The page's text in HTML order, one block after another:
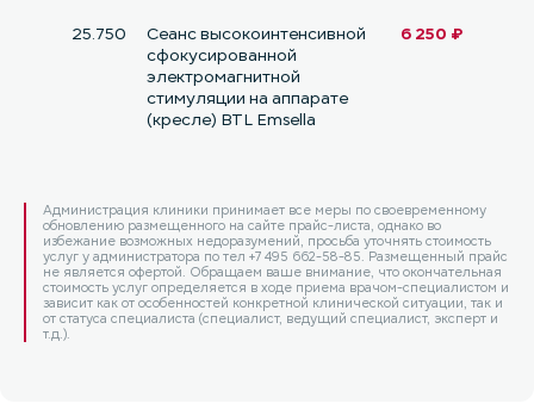
25.750
Сеанс высокоинтенсивной
сфокусированной
электромагнитной
стимуляции на аппарате
(кресле) BTL Emsella
6 250 ₽
Администрация клиники принимает все меры по своевременному
обновлению размещенного на сайте прайс-листа, однако во
избежание возможных недоразумений, просьба уточнять стоимость
услуг у администратора по тел +7 495 662-58-85. Размещенный прайс
не является офертой. Обращаем ваше внимание, что окончательная
стоимость услуг определяется в ходе приема врачом-специалистом и
зависит как от особенностей конкретной клинической ситуации, так и
от статуса специалиста (специалист, ведущий специалист, эксперт и
т.д.).